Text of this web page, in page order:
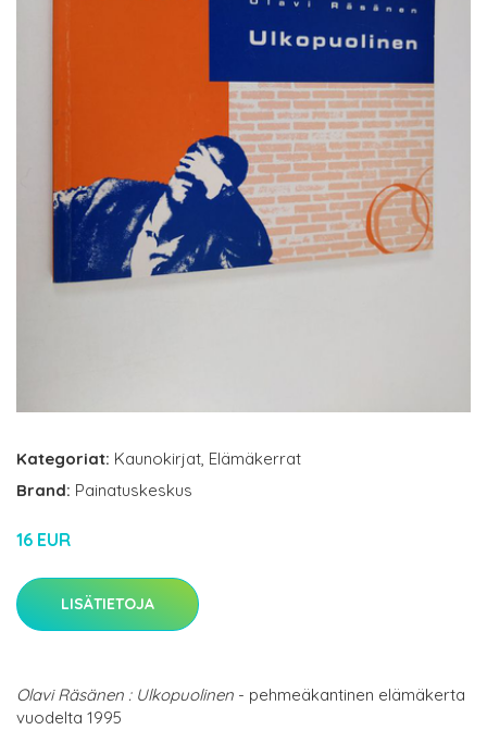
Kategoriat: Kaunokirjat, Elämäkerrat
Brand: Painatuskeskus
16 EUR
LISÄTIETOJA
Olavi Räsänen : Ulkopuolinen - pehmeäkantinen elämäkerta
vuodelta 1995